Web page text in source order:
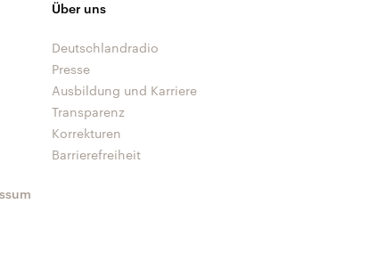
Über uns
Deutschlandradio
Presse
Ausbildung und Karriere
Transparenz
Korrekturen
Barrierefreiheit